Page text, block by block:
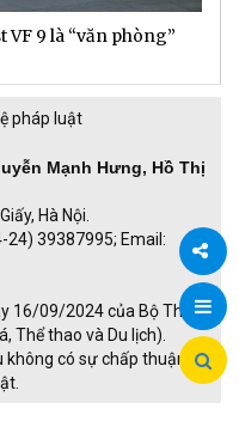
Chia
VF 9 là “văn phòng”
pháp luật
Mạnh Hưng, Hồ Thị
Hà Nội.
24) 39387995; Email:
16/09/2024 của Bộ Thông
Thể thao và Du lịch).
có sự chấp thuận